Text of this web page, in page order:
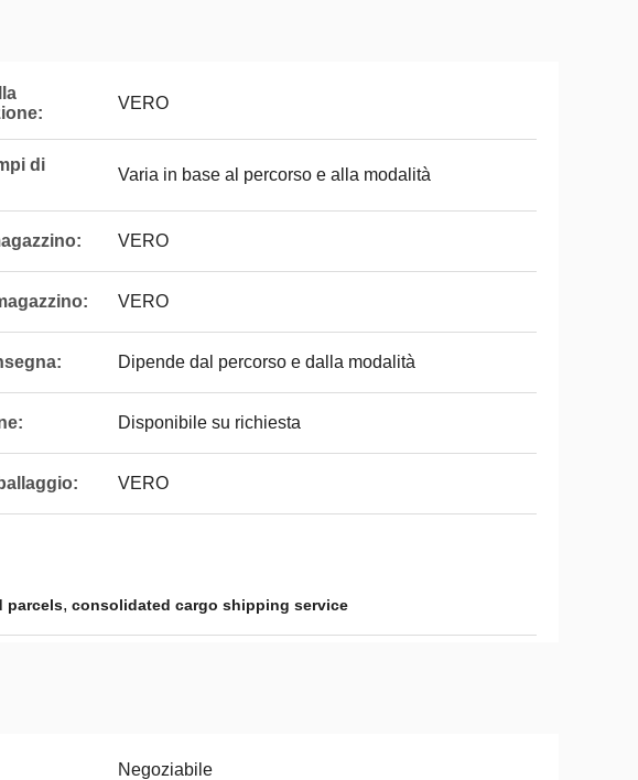
VERO
di
Varia in base al percorso e alla modalità
VERO
VERO
Dipende dal percorso e dalla modalità
Disponibile su richiesta
VERO
parcels, consolidated cargo shipping service
Negoziabile